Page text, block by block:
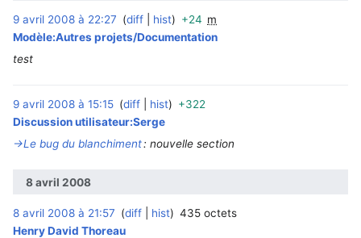
9 avril 2008 à 22:27 diff hist +24 m
Modèle:Autres projets/Documentation
test
9 avril 2008 à 15:15 diff hist +322
Discussion utilisateur:Serge
→‎Le bug du blanchiment: nouvelle section
8 avril 2008
8 avril 2008 à 21:57 diff hist
435 octets
Henry David Thoreau